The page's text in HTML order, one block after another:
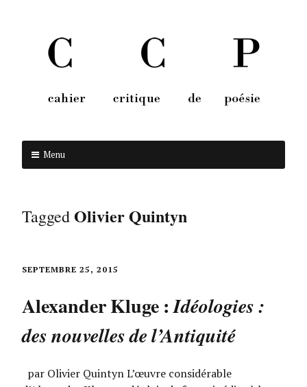
Menu
TaggedOlivier Quintyn
SEPTEMBRE 25, 2015
Alexander Kluge :Idéologies :
des nouvelles de l’Antiquité
par Olivier Quintyn L’œuvre considérable